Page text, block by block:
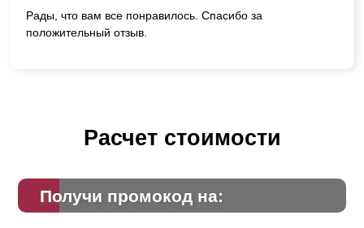
Рады, что вам все понравилось. Спасибо за
положительный отзыв.
Расчет стоимости
Получи промокод на: